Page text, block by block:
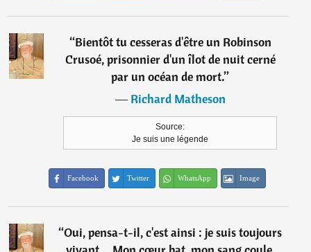
“Bientôt tu cesseras d'être un Robinson
Crusoé, prisonnier d'un îlot de nuit cerné
par un océan de mort.”
―Richard Matheson
Source:
Je suis une légende
Facebook Twitter WhatsApp Image
“Oui, pensa-t-il, c'est ainsi : je suis toujours